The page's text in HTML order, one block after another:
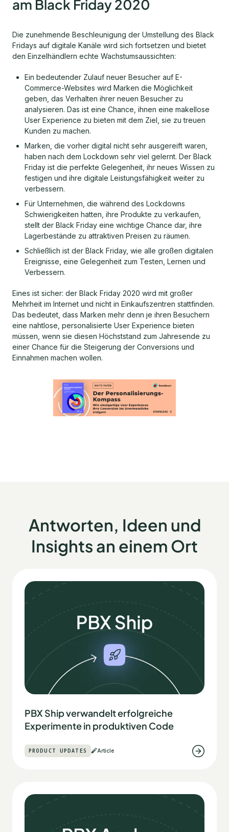
am Black Friday 2020
Die zunehmende Beschleunigung der Umstellung des Black
Fridays auf digitale Kanäle wird sich fortsetzen und bietet
den Einzelhändlern echte Wachstumsaussichten:
Ein bedeutender Zulauf neuer Besucher auf E-
Commerce-Websites wird Marken die Möglichkeit
geben, das Verhalten ihrer neuen Besucher zu
analysieren. Das ist eine Chance, ihnen eine makellose
User Experience zu bieten mit dem Ziel, sie zu treuen
Kunden zu machen.
Marken, die vorher digital nicht sehr ausgereift waren,
haben nach dem Lockdown sehr viel gelernt. Der Black
Friday ist die perfekte Gelegenheit, ihr neues Wissen zu
festigen und ihre digitale Leistungsfähigkeit weiter zu
verbessern.
Für Unternehmen, die während des Lockdowns
Schwierigkeiten hatten, ihre Produkte zu verkaufen,
stellt der Black Friday eine wichtige Chance dar, ihre
Lagerbestände zu attraktiven Preisen zu räumen.
Schließlich ist der Black Friday, wie alle großen digitalen
Ereignisse, eine Gelegenheit zum Testen, Lernen und
Verbessern.
Eines ist sicher: der Black Friday 2020 wird mit großer
Mehrheit im Internet und nicht in Einkaufszentren stattfinden.
Das bedeutet, dass Marken mehr denn je ihren Besuchern
eine nahtlose, personalisierte User Experience bieten
müssen, wenn sie diesen Höchststand zum Jahresende zu
einer Chance für die Steigerung der Conversions und
Einnahmen machen wollen.
Antworten, Ideen und
Insights an einem Ort
PBX Ship verwandelt erfolgreiche
Experimente in produktiven Code
PRODUCT UPDATES Article